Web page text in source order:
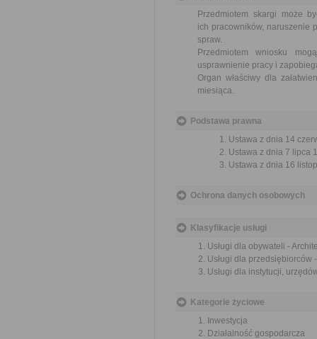
Przedmiotem skargi może
ich pracowników, naruszenie
spraw.
Przedmiotem wniosku
usprawnienie pracy i
Organ właściwy dla
miesiąca.
Podstawa prawna
Ustawa z dnia 14
Ustawa z dnia 7 lipca
Ustawa z dnia 16
Ochrona danych osobowych
Klasyfikacje usługi
Usługi dla obywateli -
Usługi dla
Usługi dla instytucji,
Kategorie życiowe
Inwestycja
Działalność gospodarcza